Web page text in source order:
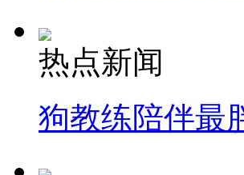
热点新闻
狗教练陪伴最